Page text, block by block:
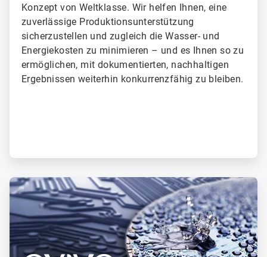
Konzept von Weltklasse. Wir helfen Ihnen, eine
zuverlässige Produktionsunterstützung
sicherzustellen und zugleich die Wasser- und
Energiekosten zu minimieren – und es Ihnen so zu
ermöglichen, mit dokumentierten, nachhaltigen
Ergebnissen weiterhin konkurrenzfähig zu bleiben.
ArticleTile
2
3